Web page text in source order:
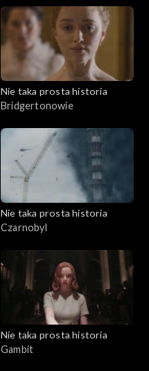
Nie taka prosta historia
Bridgertonowie
Nie taka prosta historia
Czarnobyl
Nie taka prosta historia
Gambit